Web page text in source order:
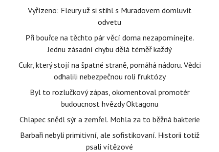
Vyřízeno: Fleury už si stihl s Muradovem domluvit
odvetu
Při bouřce na těchto pár věcí doma nezapomínejte.
Jednu zásadní chybu dělá téměř každý
Cukr, který stojí na špatné straně, pomáhá nádoru. Vědci
odhalili nebezpečnou roli fruktózy
Byl to rozlučkový zápas, okomentoval promotér
budoucnost hvězdy Oktagonu
Chlapec snědl sýr a zemřel. Mohla za to běžná bakterie
Barbaři nebyli primitivní, ale sofistikovaní. Historii totiž
psali vítězové